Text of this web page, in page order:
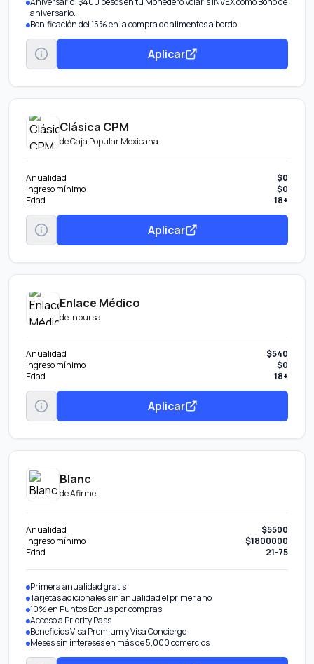
aniversario.
Bonificación del 15% en la compra de alimentos a bordo.
Aplicar
Clásica CPM
deCaja Popular Mexicana
Anualidad
$0
Ingreso mínimo
$0
Edad
18+
Aplicar
Enlace Médico
deInbursa
Anualidad
$540
Ingreso mínimo
$0
Edad
18+
Aplicar
Blanc
deAfirme
Anualidad
$5500
Ingreso mínimo
$1800000
Edad
21-75
Primera anualidad gratis
Tarjetas adicionales sin anualidad el primer año
10% en Puntos Bonus por compras
Acceso a Priority Pass
Beneficios Visa Premium y Visa Concierge
Meses sin intereses en más de 5,000 comercios